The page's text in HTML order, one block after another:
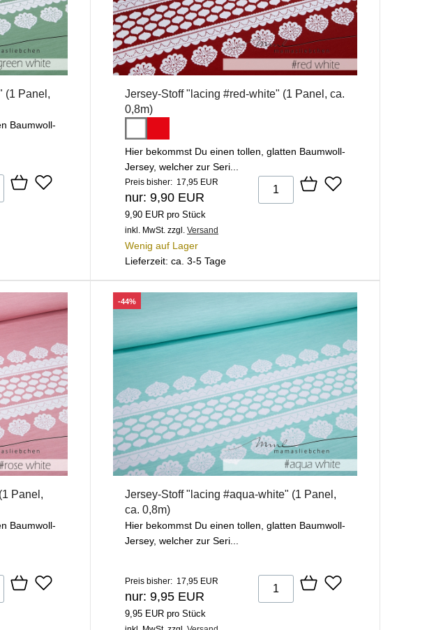
(1 Panel,
Baumwoll-
Jersey-Stoff "lacing #red-white" (1 Panel, ca.
0,8m)
Hier bekommst Du einen tollen, glatten Baumwoll-
Jersey, welcher zur Seri...
Preis bisher: 17,95 EUR
nur: 9,90 EUR
9,90 EUR pro Stück
inkl. MwSt. zzgl. Versand
Wenig auf Lager
Lieferzeit: ca. 3-5 Tage
Panel,
Baumwoll-
-44%
Jersey-Stoff "lacing #aqua-white" (1 Panel,
ca. 0,8m)
Hier bekommst Du einen tollen, glatten Baumwoll-
Jersey, welcher zur Seri...
Preis bisher: 17,95 EUR
nur: 9,95 EUR
9,95 EUR pro Stück